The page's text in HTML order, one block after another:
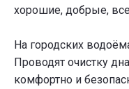
хорошие, добрые,
На городских
Проводят очистку
комфортно и